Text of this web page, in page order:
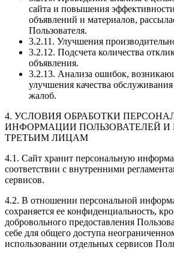
сайта и повышения
объявлений и материалов,
Пользователя.
3.2.11. Улучшения
3.2.12. Подсчета количества
объявления.
3.2.13. Анализа ошибок,
улучшения качества
жалоб.
4. УСЛОВИЯ ОБРАБОТКИ
ИНФОРМАЦИИ ПОЛЬЗОВАТЕЛЕЙ И
ТРЕТЬИМ ЛИЦАМ
4.1. Сайт хранит персональную
соответствии с внутренними
сервисов.
4.2. В отношении персональной
сохраняется ее конфиденциальность,
добровольного предоставления
себе для общего доступа
использовании отдельных сервисов